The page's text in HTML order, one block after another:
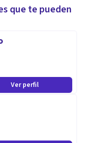
que te pueden
Ver perfil